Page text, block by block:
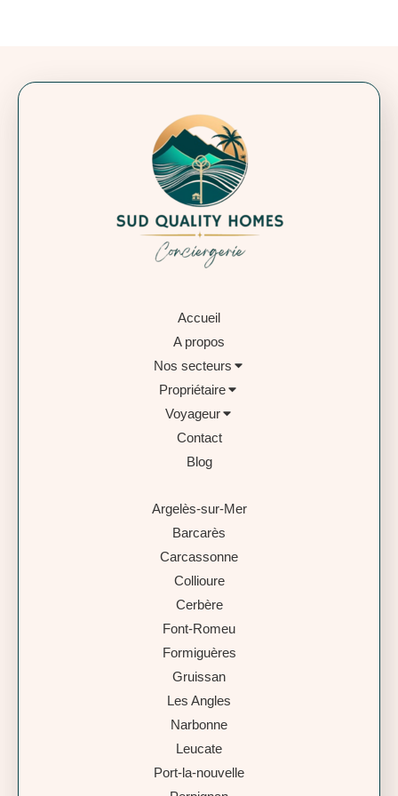
Accueil
A propos
Nos secteurs
Propriétaire
Voyageur
Contact
Blog
Argelès-sur-Mer
Barcarès
Carcassonne
Collioure
Cerbère
Font-Romeu
Formiguères
Gruissan
Les Angles
Narbonne
Leucate
Port-la-nouvelle